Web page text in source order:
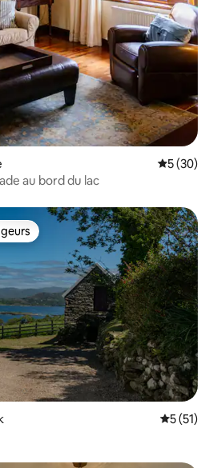
5 (30)
au bord du lac
les plus appréciés
5 (51)